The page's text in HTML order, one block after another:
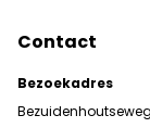
Contact
Bezoekadres